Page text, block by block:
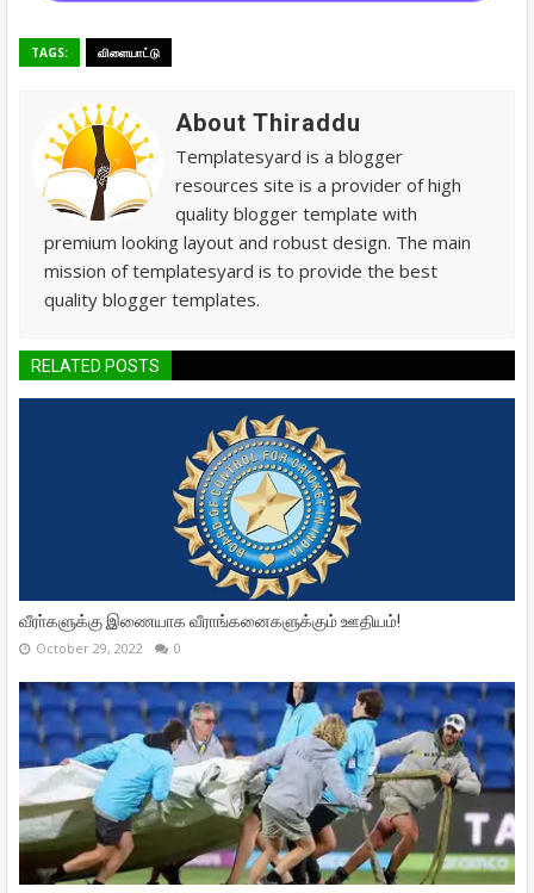
TAGS: விளையாட்டு
About Thiraddu
Templatesyard is a blogger
resources site is a provider of high
quality blogger template with
premium looking layout and robust design. The main
mission of templatesyard is to provide the best
quality blogger templates.
RELATED POSTS
வீரா்களுக்கு இணையாக வீராங்கனைகளுக்கும் ஊதியம்!
October 29, 2022 0